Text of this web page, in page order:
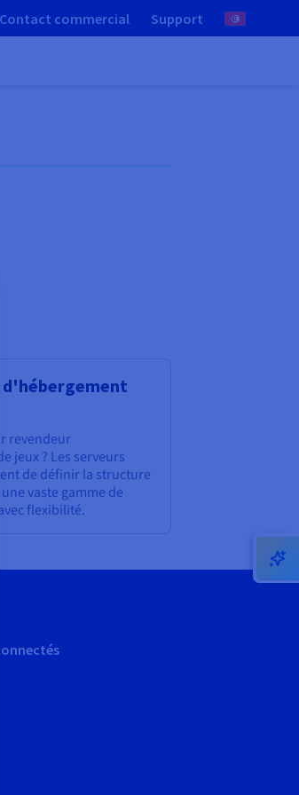
Contact commercial Support
revendeur
jeux ? Les serveurs
de définir la structure
vaste gamme de
flexibilité.